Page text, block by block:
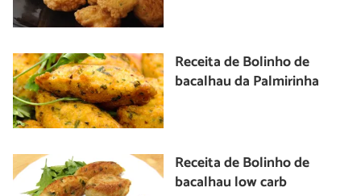
Receita de Bolinho de
bacalhau da Palmirinha
Receita de Bolinho de
bacalhau low carb